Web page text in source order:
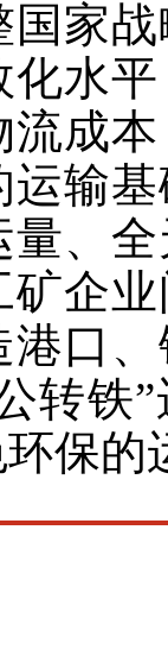
国家
水
流成
运输
、
企
港口
转铁
保的